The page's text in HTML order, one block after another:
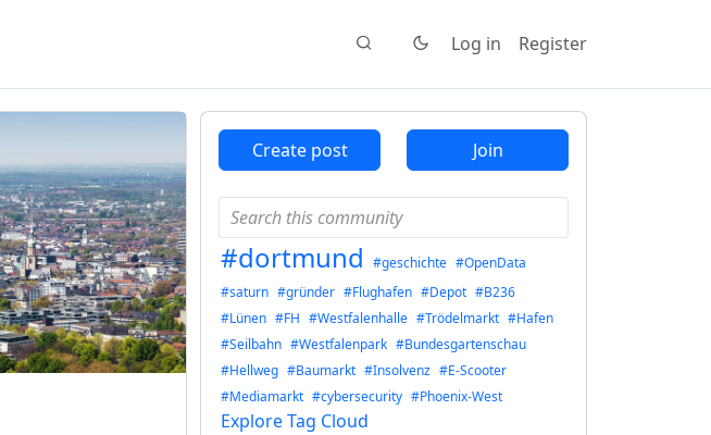
Log in Register
Create post Join
#dortmund #geschichte #OpenData
#saturn #gründer #Flughafen #Depot #B236
#Lünen #FH #Westfalenhalle #Trödelmarkt #Hafen
#Seilbahn #Westfalenpark #Bundesgartenschau
#Hellweg #Baumarkt #Insolvenz #E-Scooter
#Mediamarkt #cybersecurity #Phoenix-West
Explore Tag Cloud